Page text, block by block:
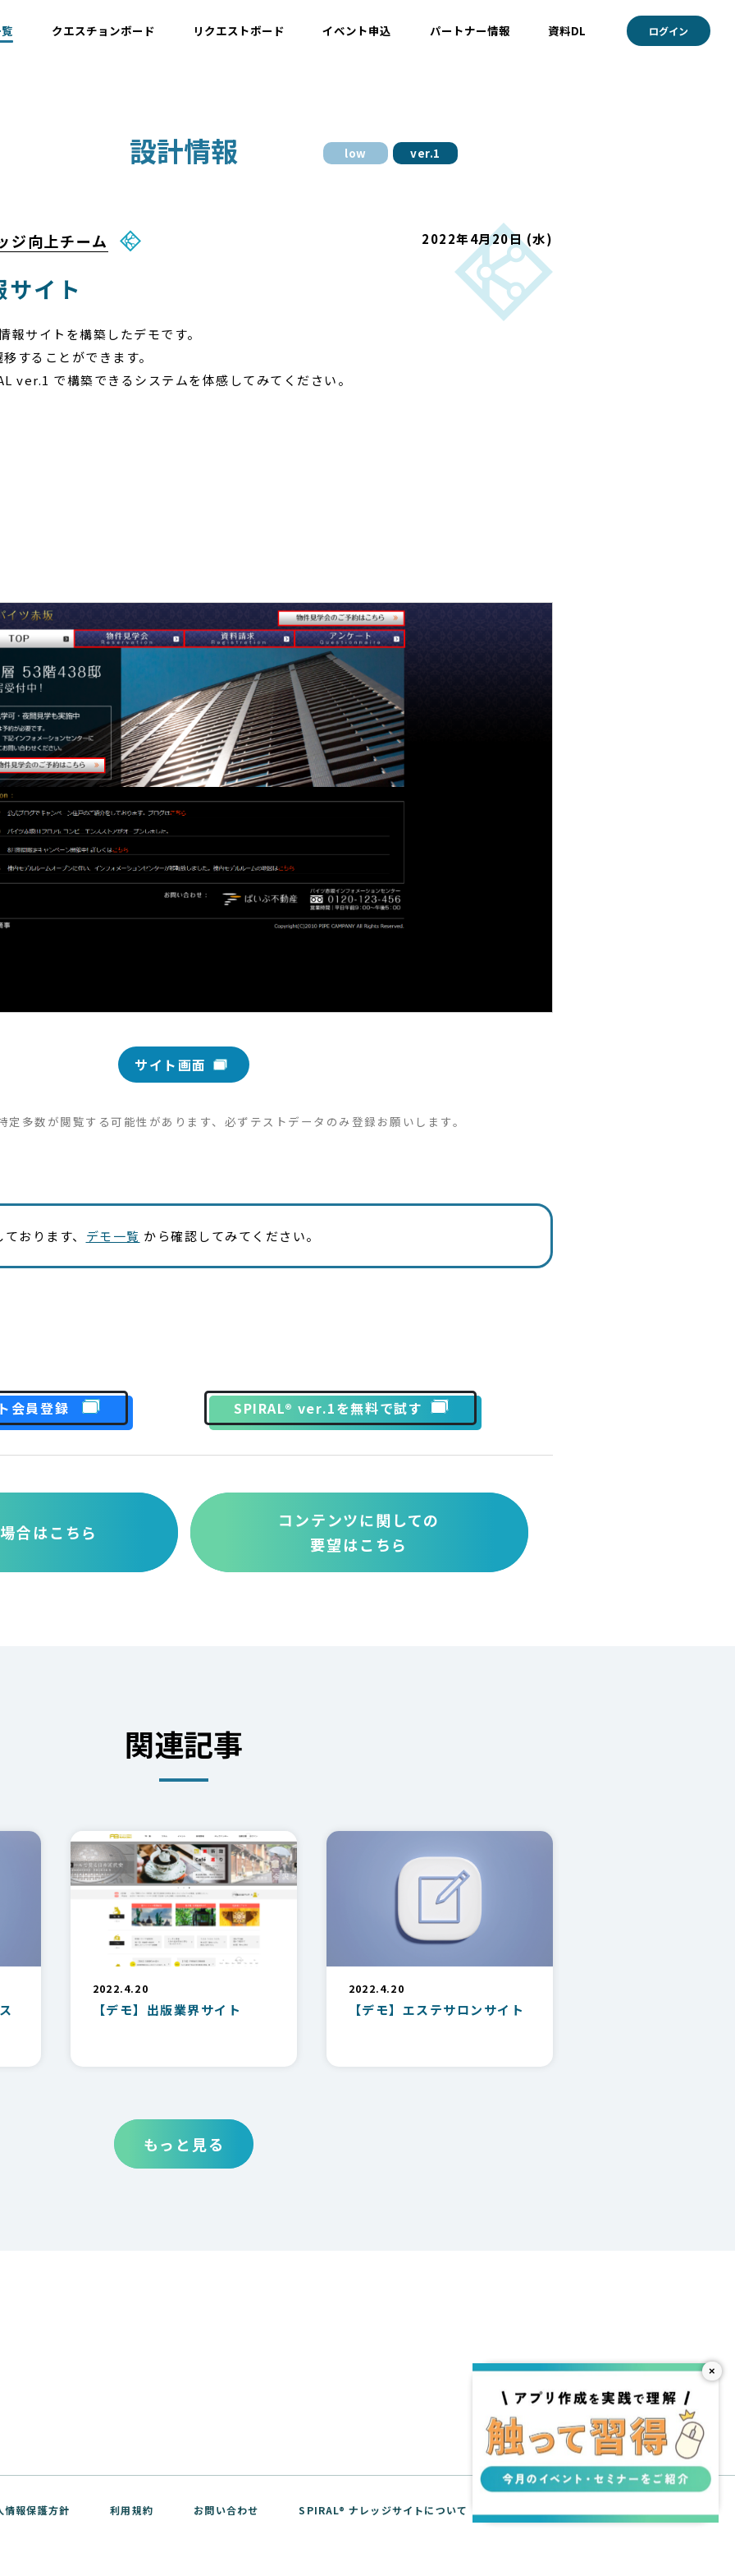
開発情報・ナレッジ
クエスチョンボード リクエストボード イベント申込 パートナー情報 資料DL ログイン
設計情報 low ver.1
ジ向上チーム 2022年4月20日 (水)
イト
サイトを構築したデモです。
することができます。
ver.1 で構築できるシステムを体感してみてください。
サイト画面
多数が閲覧する可能性があります、必ずテストデータのみ登録お願いします。
おります、 デモ一覧 から確認してみてください。
会員登録 SPIRAL® ver.1を無料で試す
合はこちら
コンテンツに関しての
要望はこちら
関連記事
2022.4.20
【デモ】出版業界サイト
2022.4.20
【デモ】エステサロンサイト
もっと見る
情報保護方針 利用規約 お問い合わせ SPIRAL® ナレッジサイトについて
×